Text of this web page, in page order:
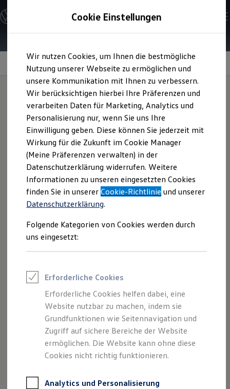
Hauptinhalt
springen
Footer
springen
Modelle & Konfigurator
Nutzfahrzeugkategorien entdecken
Modelle konfigurieren
Vorgängermodelle und Oldtimer
Vorgängermodelle
Oldtimer
Bulli Historie
Branchenlösungen & Gewerbekunden
Umbaulösungen und Hersteller finden
Auf- und Umbauten entdecken & konfigurieren
Groß- und Sonderkunden
Großkunden
Kommunen & Behörden
Journalisten
Sportvereine
Branchenlösungen
Bau & Handwerk
Gewerbliche Personenbeförderung
Service & mobile Werkstätten
Kurier, Logistik & Handel
Kühlfahrzeuge
Feuerwehr
ONE Business ID Vorteile
Fahrzeuge online kaufen
Digitaler Marktplatz
Kauf & Finanzierung
Online-Fahrzeugbewertung
Aktionen & Angebote
E-Auto-Förderung
Für Privatkunden
Für Gewerbekunden
Profi Paket
ProfiPartner für Gebrauchtwagen
Radiosysteme
Hierspielt die Musik
Eine lange berufliche Tour, die Fahrt in den Urlaub oder der
Weg zum Training Ihrer Kinder – gute Unterhaltung sorgt
hierbei auch für gute Laune. Die Radiosysteme im
bieten für jede Situation das passende Programm.
Radiosystem „Composition Audio“
Optionales Radiosystem „Composition“
Cookie Einstellungen
Wir nutzen Cookies, um Ihnen die bestmögliche
Nutzung unserer Webseite zu ermöglichen und
unsere Kommunikation mit Ihnen zu verbessern.
Wir berücksichtigen hierbei Ihre Präferenzen und
verarbeiten Daten für Marketing, Analytics und
Personalisierung nur, wenn Sie uns Ihre
Einwilligung geben. Diese können Sie jederzeit mit
Wirkung für die Zukunft im Cookie Manager
(Meine Präferenzen verwalten) in der
Datenschutzerklärung widerrufen. Weitere
Informationen zu unseren eingesetzten Cookies
finden Sie in unsererCookie-Richtlinie und unserer
Datenschutzerklärung.
Folgende Kategorien von Cookies werden durch
uns eingesetzt:
Erforderliche Cookies
Erforderliche Cookies helfen dabei, eine
Website nutzbar zu machen, indem sie
Grundfunktionen wie Seitennavigation und
Zugriff auf sichere Bereiche der Website
ermöglichen. Die Website kann ohne diese
Cookies nicht richtig funktionieren.
Analytics und Personalisierung